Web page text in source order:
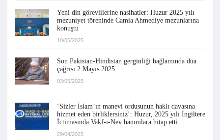
Yeni din görevlilerine nasihatler: Huzur 2025 yılı
mezuniyet töreninde Camia Ahmediye mezunlarına
konuştu
10/05/2025
Son Pakistan-Hindistan gerginliği bağlamında dua
çağrısı 2 Mayıs 2025
03/05/2025
‘Sizler İslam’ın manevi ordusunun haklı davasına
hizmet eden birliklersiniz’: Huzur, 2025 yılı İngiltere
İctimasında Vakf-ı-Nev hanımlara hitap etti
29/04/2025